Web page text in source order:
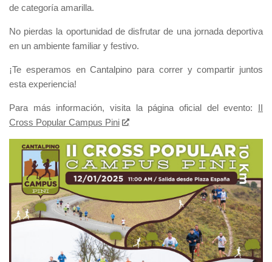
de categoría amarilla.
No pierdas la oportunidad de disfrutar de una jornada deportiva
en un ambiente familiar y festivo.
¡Te esperamos en Cantalpino para correr y compartir juntos
esta experiencia!
Para más información, visita la página oficial del evento: II
Cross Popular Campus Pini